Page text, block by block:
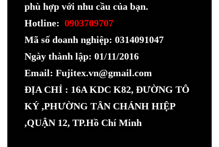
phù hợp với nhu cầu của bạn.
Hotline: 0903709707
Mã số doanh nghiệp: 0314091047
Ngày thành lập: 01/11/2016
Email: Fujitex.vn@gmail.com
ĐỊA CHỈ : 16A KDC K82, ĐƯỜNG TÔ
KÝ ,PHƯỜNG TÂN CHÁNH HIỆP
,QUẬN 12, TP.Hồ Chí Minh